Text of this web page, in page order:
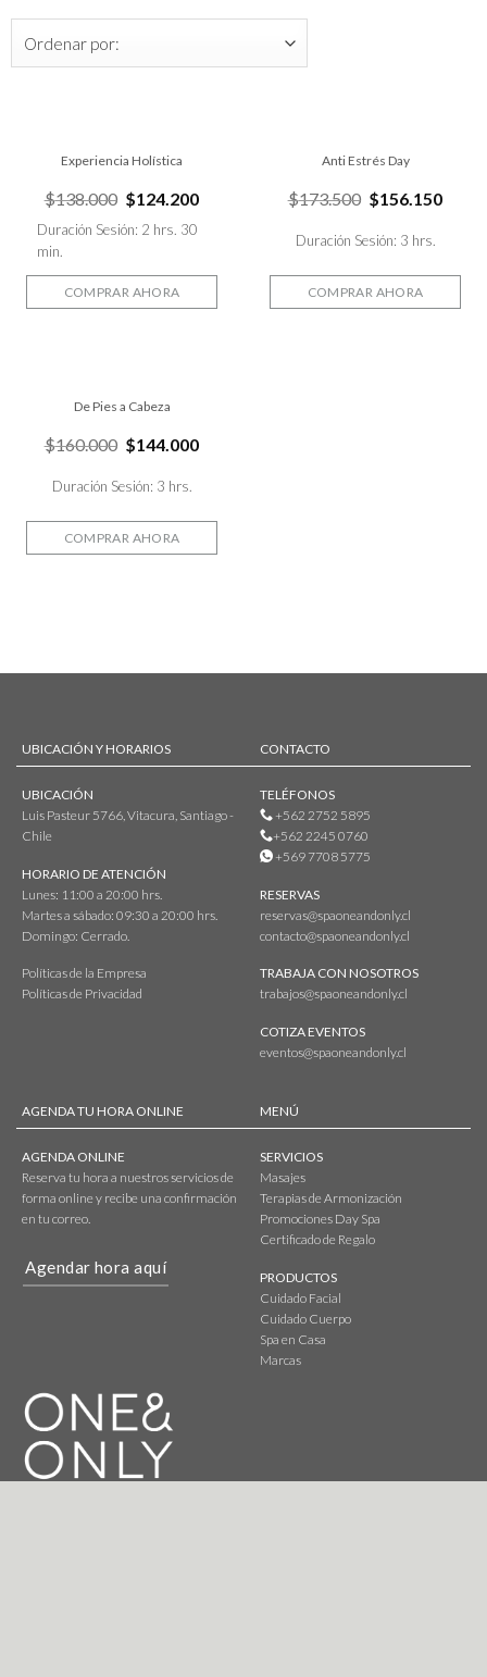
Experiencia Holística
$138.000 $124.200
Duración Sesión: 2 hrs. 30
min.
COMPRAR AHORA
Anti Estrés Day
$173.500 $156.150
Duración Sesión: 3 hrs.
COMPRAR AHORA
De Pies a Cabeza
$160.000 $144.000
Duración Sesión: 3 hrs.
COMPRAR AHORA
UBICACIÓN Y HORARIOS
UBICACIÓN
Luis Pasteur 5766, Vitacura, Santiago -
Chile
HORARIO DE ATENCIÓN
Lunes: 11:00 a 20:00 hrs.
Martes a sábado: 09:30 a 20:00 hrs.
Domingo: Cerrado.
Políticas de la Empresa
Políticas de Privacidad
CONTACTO
TELÉFONOS
+562 2752 5895
+562 2245 0760
+569 7708 5775
RESERVAS
reservas@spaoneandonly.cl
contacto@spaoneandonly.cl
TRABAJA CON NOSOTROS
trabajos@spaoneandonly.cl
COTIZA EVENTOS
eventos@spaoneandonly.cl
AGENDA TU HORA ONLINE
AGENDA ONLINE
Reserva tu hora a nuestros servicios de
forma online y recibe una confirmación
en tu correo.
Agendar hora aquí
MENÚ
SERVICIOS
Masajes
Terapias de Armonización
Promociones Day Spa
Certificado de Regalo
PRODUCTOS
Cuidado Facial
Cuidado Cuerpo
Spa en Casa
Marcas